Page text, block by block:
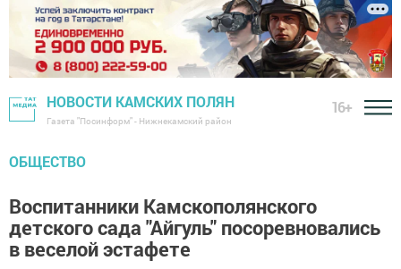
НОВОСТИ КАМСКИХ ПОЛЯН
Газета "Посинформ" - Нижнекамский район
16+
ОБЩЕСТВО
Воспитанники Камскополянского
детского сада "Айгуль" посоревновались
в веселой эстафете